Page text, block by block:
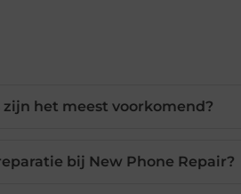
het meest voorkomend?
bij New Phone Repair?